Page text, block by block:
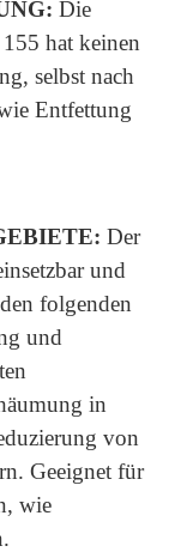
Die
hat keinen
selbst nach
Entfettung
Der
und
folgenden
und
in
von
Geeignet für
wie